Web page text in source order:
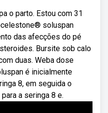
o parto. Estou com 31
soluspan
das afecções do pé
Bursite sob calo
duas. Weba dose
é inicialmente
8, em seguida o
a seringa 8 e.